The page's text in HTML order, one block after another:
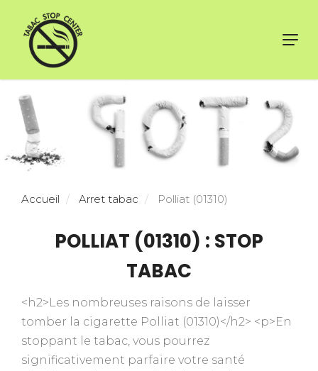
Accueil Arret tabac Polliat (01310)
POLLIAT (01310) : STOP
TABAC
<h2>Les nombreuses raisons de laisser
tomber la cigarette Polliat (01310)</h2> <p>En
stoppant le tabac, vous pourrez
significativement parfaire votre santé